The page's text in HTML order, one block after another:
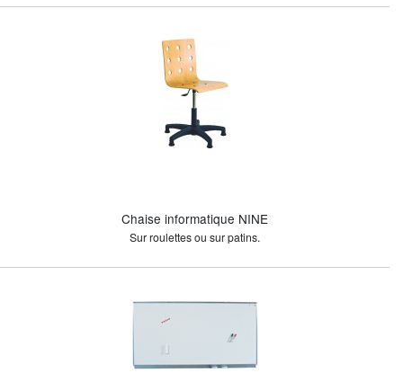
Chaise informatique NINE
Sur roulettes ou sur patins.